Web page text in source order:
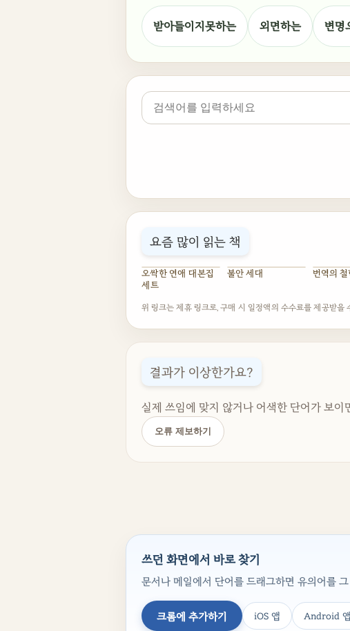
받아들이지못하는 외면하는 변명
요즘 많이 읽는 책
오싹한 연애 대본집
세트
불안 세대 번역의 철
위 링크는 제휴 링크로, 구매 시 일정액의 수수료를 제공받을
결과가 이상한가요?
실제 쓰임에 맞지 않거나 어색한 단어가 보
오류 제보하기
쓰던 화면에서 바로 찾기
문서나 메일에서 단어를 드래그하면 유의어를
크롬에 추가하기 iOS 앱 Android 앱